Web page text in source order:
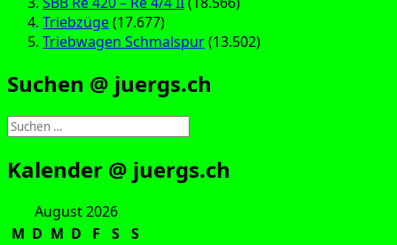
Triebzüge(17.677)
Triebwagen Schmalspur(13.502)
Suchen @ juergs.ch
Suchen
nach:
Kalender @ juergs.ch
August 2026
M D M D F S
S